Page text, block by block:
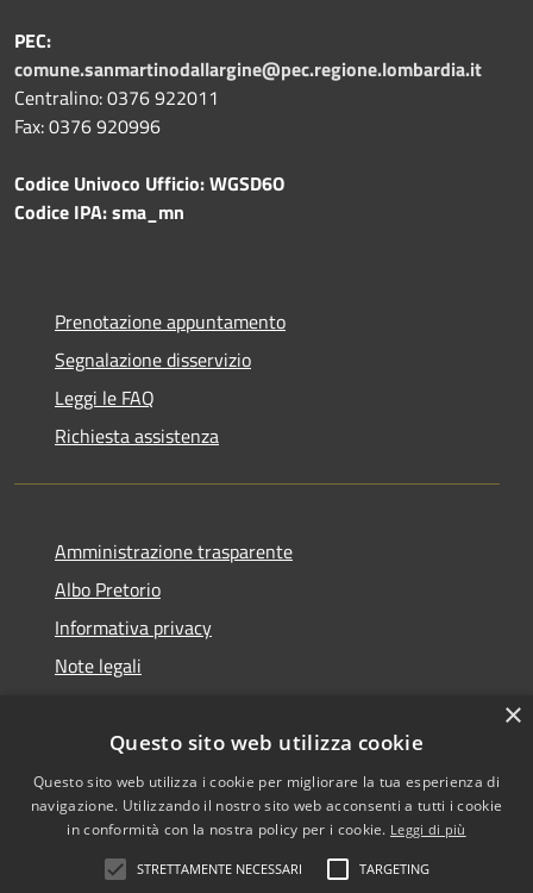
PEC:
comune.sanmartinodallargine@pec.regione.lombardia.it
Centralino: 0376 922011
Fax: 0376 920996
Codice Univoco Ufficio: WGSD6O
Codice IPA: sma_mn
Prenotazione appuntamento
Segnalazione disservizio
Leggi le FAQ
Richiesta assistenza
Amministrazione trasparente
Albo Pretorio
Informativa privacy
Note legali
Accessibilità
Copyright © 2026 • Comune di
San Martino dall'Argine •
Powered byMunicipium
×
Questo sito web utilizza cookie
Questo sito web utilizza i cookie per migliorare la tua esperienza di
navigazione. Utilizzando il nostro sito web acconsenti a tutti i cookie
in conformità con la nostra policy per i cookie. Leggi di più
STRETTAMENTE NECESSARI TARGETING